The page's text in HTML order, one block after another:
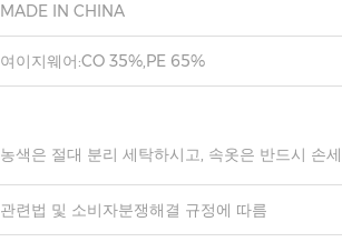
MADE IN CHINA
여이지웨어:CO 35%,PE 65%
농색은 절대 분리 세탁하시고, 속옷은 반드시 손
관련법 및 소비자분쟁해결 규정에 따름